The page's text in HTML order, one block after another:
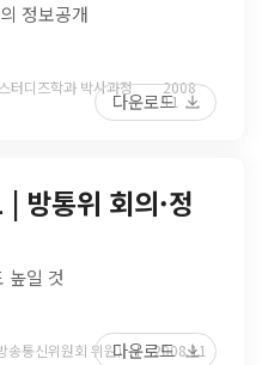
정보공개
터디즈학과 박사과정 2008
11
다운로드
통위 회의·정
높일 것
송통신위원회 위원) 2008 11
다운로드